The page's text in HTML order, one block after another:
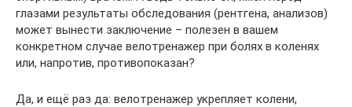
глазами результаты обследования (рентгена, анализов)
может вынести заключение – полезен в вашем
конкретном случае велотренажер при болях в коленях
или, напротив, противопоказан?
Да, и ещё раз да: велотренажер укрепляет колени,